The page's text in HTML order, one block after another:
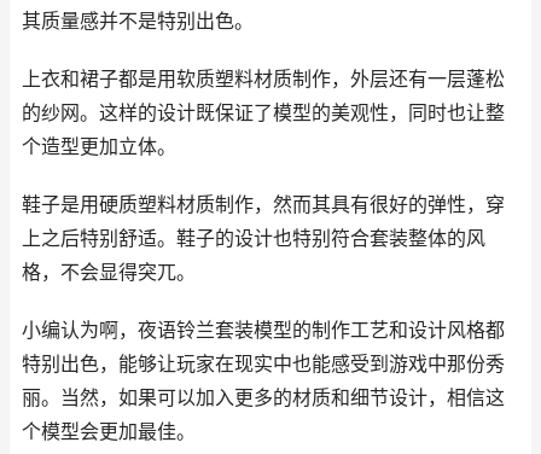
其质量感并不是特别出色。
上衣和裙子都是用软质塑料材质制作，外层还有一层蓬松
的纱网。这样的设计既保证了模型的美观性，同时也让整
个造型更加立体。
鞋子是用硬质塑料材质制作，然而其具有很好的弹性，穿
上之后特别舒适。鞋子的设计也特别符合套装整体的风
格，不会显得突兀。
小编认为啊，夜语铃兰套装模型的制作工艺和设计风格都
特别出色，能够让玩家在现实中也能感受到游戏中那份秀
丽。当然，如果可以加入更多的材质和细节设计，相信这
个模型会更加最佳。